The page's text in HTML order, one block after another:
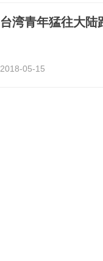
台湾青年猛往大陆
2018-05-15